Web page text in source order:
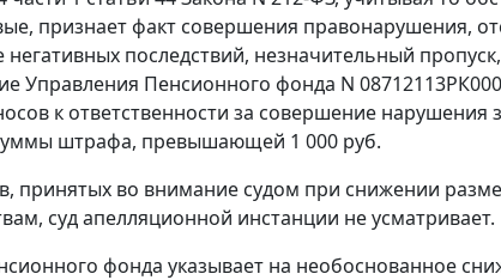
признает факт совершения правонарушения,
последствий, незначительный
Пенсионного фонда N
к ответственности за совершение нарушения
штрафа, превышающей 1 000 руб.
принятых во внимание судом при снижении
суд апелляционной инстанции не усматривает.
фонда указывает на необоснованное